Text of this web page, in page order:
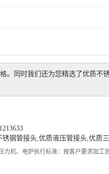
。同时我们还为您精选了优质不
锈钢管接头,优质液压管接头,优质
机、电炉执行标准：按客户要求加工